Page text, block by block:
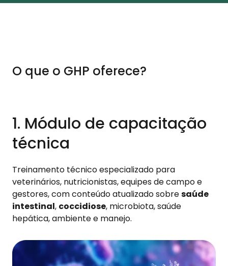
O que o GHP oferece?
1. Módulo de capacitação
técnica
Treinamento técnico especializado para
veterinários, nutricionistas, equipes de campo e
gestores, com conteúdo atualizado sobresaúde
intestinal, coccidiose, microbiota, saúde
hepática, ambiente e manejo.